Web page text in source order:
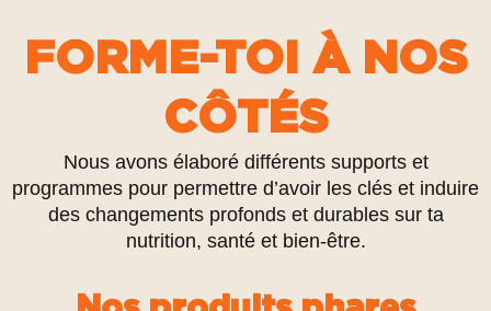
FORME-TOI À NOS
CÔTÉS
Nous avons élaboré différents supports et
programmes pour permettre d’avoir les clés et induire
des changements profonds et durables sur ta
nutrition, santé et bien-être.